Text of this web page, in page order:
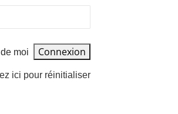
moi
ici pour réinitialiser